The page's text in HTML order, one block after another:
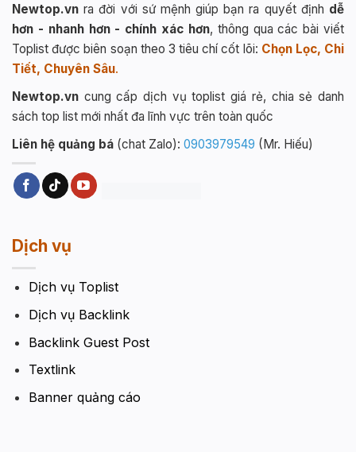
Newtop.vn ra đời với sứ mệnh giúp bạn ra quyết định dễ
hơn - nhanh hơn - chính xác hơn, thông qua các bài viết
Toplist được biên soạn theo 3 tiêu chí cốt lõi: Chọn Lọc, Chi
Tiết, Chuyên Sâu.
Newtop.vn cung cấp dịch vụ toplist giá rẻ, chia sẻ danh
sách top list mới nhất đa lĩnh vực trên toàn quốc
Liên hệ quảng bá (chat Zalo): 0903979549 (Mr. Hiếu)
Dịch vụ
Dịch vụ Toplist
Dịch vụ Backlink
Backlink Guest Post
Textlink
Banner quảng cáo